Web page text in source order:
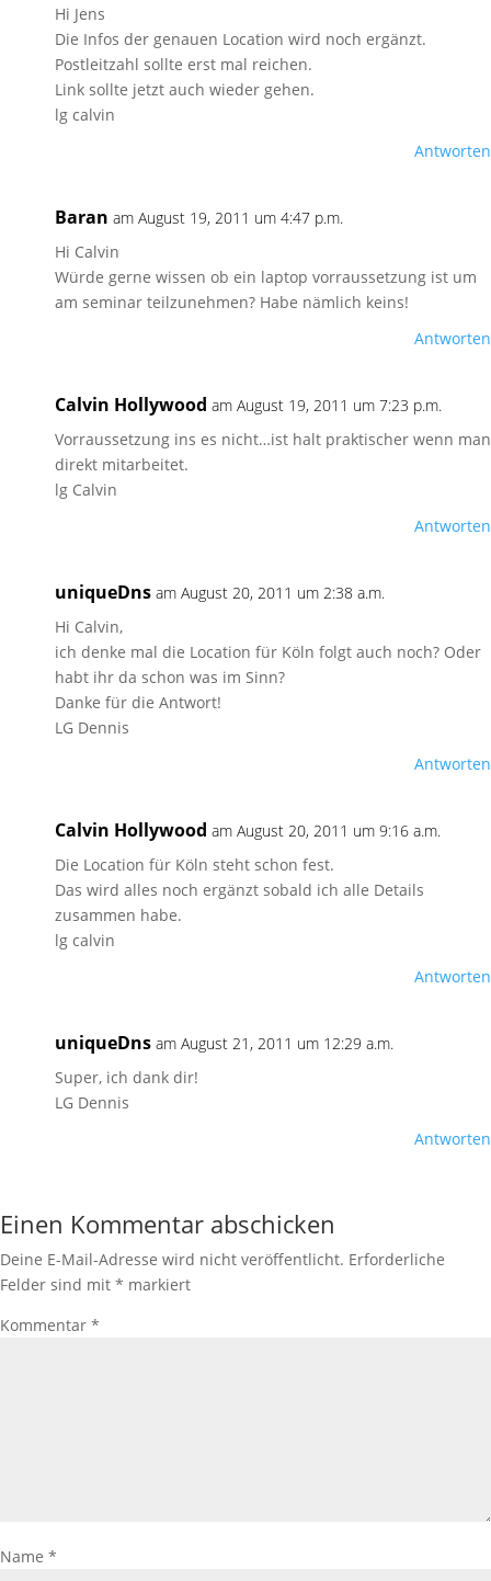
Hi Jens
Die Infos der genauen Location wird noch ergänzt.
Postleitzahl sollte erst mal reichen.
Link sollte jetzt auch wieder gehen.
lg calvin
Antworten
Baran am August 19, 2011 um 4:47 p.m.
Hi Calvin
Würde gerne wissen ob ein laptop vorraussetzung ist um
am seminar teilzunehmen? Habe nämlich keins!
Antworten
Calvin Hollywood am August 19, 2011 um 7:23 p.m.
Vorraussetzung ins es nicht…ist halt praktischer wenn man
direkt mitarbeitet.
lg Calvin
Antworten
uniqueDns am August 20, 2011 um 2:38 a.m.
Hi Calvin,
ich denke mal die Location für Köln folgt auch noch? Oder
habt ihr da schon was im Sinn?
Danke für die Antwort!
LG Dennis
Antworten
Calvin Hollywood am August 20, 2011 um 9:16 a.m.
Die Location für Köln steht schon fest.
Das wird alles noch ergänzt sobald ich alle Details
zusammen habe.
lg calvin
Antworten
uniqueDns am August 21, 2011 um 12:29 a.m.
Super, ich dank dir!
LG Dennis
Antworten
Einen Kommentar abschicken
Deine E-Mail-Adresse wird nicht veröffentlicht. Erforderliche
Felder sind mit * markiert
Kommentar *
Name *